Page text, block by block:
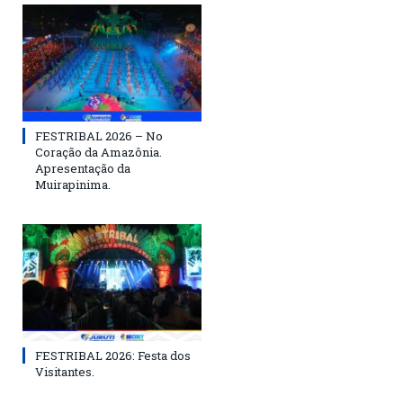
FESTRIBAL 2026 – No
Coração da Amazônia.
Apresentação da
Muirapinima.
FESTRIBAL 2026: Festa dos
Visitantes.